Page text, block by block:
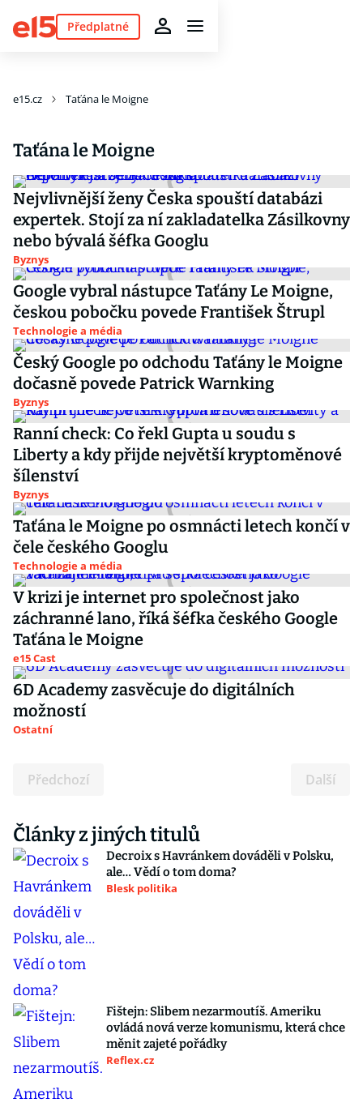
Předplatné
e15.cz Taťána le Moigne
Taťána le Moigne
Nejvlivnější ženy Česka spouští databázi
expertek. Stojí za ní zakladatelka Zásilkovny
nebo bývalá šéfka Googlu
Byznys
Google vybral nástupce Taťány Le Moigne,
českou pobočku povede František Štrupl
Technologie a média
Český Google po odchodu Taťány le Moigne
dočasně povede Patrick Warnking
Byznys
Ranní check: Co řekl Gupta u soudu s
Liberty a kdy přijde největší kryptoměnové
šílenství
Byznys
Taťána le Moigne po osmnácti letech končí v
čele českého Googlu
Technologie a média
V krizi je internet pro společnost jako
záchranné lano, říká šéfka českého Google
Taťána le Moigne
e15 Cast
6D Academy zasvěcuje do digitálních
možností
Ostatní
Předchozí Další
Články z jiných titulů
Decroix s Havránkem dováděli v Polsku,
ale… Vědí o tom doma?
Blesk politika
Fištejn: Slibem nezarmoutíš. Ameriku
ovládá nová verze komunismu, která chce
měnit zajeté pořádky
Reflex.cz